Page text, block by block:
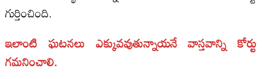
గుర్తించింది.
ఇలాంటి ఘటనలు ఎక్కువవుతున్నాయనే వాస్తవాన్ని కోర్టు
గమనించాలి.